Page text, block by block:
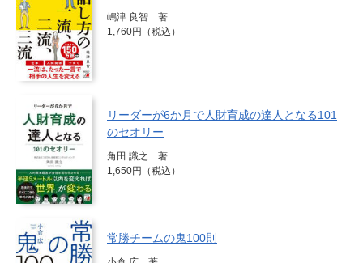
嶋津 良智 著
1,760円（税込）
リーダーが6か月で人財育成の達人となる101
のセオリー
角田 識之 著
1,650円（税込）
常勝チームの鬼100則